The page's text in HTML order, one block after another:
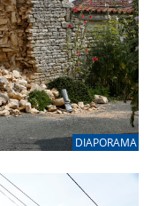
DIAPORAMA